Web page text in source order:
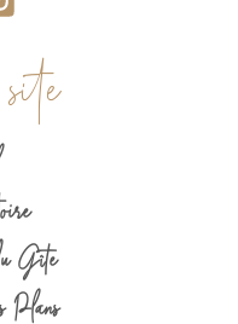
Gîte
Plans